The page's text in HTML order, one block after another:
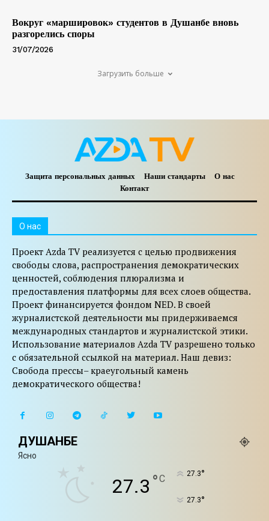
Вокруг «маршировок» студентов в Душанбе вновь
разгорелись споры
31/07/2026
Загрузить больше
Защита персональных данных Наши стандарты
О нас
Контакт
O нас
Проект Azda TV реализуется с целью продвижения
свободы слова, распространения демократических
ценностей, соблюдения плюрализма и
предоставления платформы для всех слоев общества.
Проект финансируется фондом NED. В своей
журналистской деятельности мы придерживаемся
международных стандартов и журналистской этики.
Использование материалов Azda TV разрешено только
с обязательной ссылкой на материал. Наш девиз:
Свобода прессы– краеугольный камень
демократического общества!
ДУШАНБЕ
Ясно
27.3 °C 27.3°
27.3°